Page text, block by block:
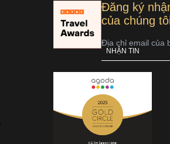
Đăng ký
của chúng